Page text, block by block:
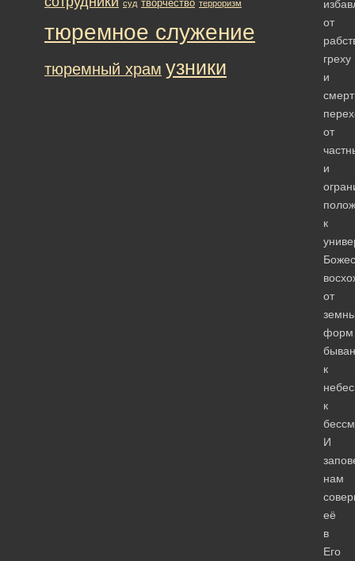
от
греху
и
от
и
к
от
форм
к
к
И
нам
её
в
Его
суд творчество терроризм
тюремное служение
тюремный храм узники